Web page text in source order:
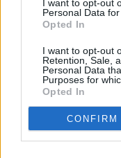
I want to opt-out
Personal Data
Opted In
I want to opt-out
Retention, Sale,
Personal Data
Purposes for
Opted In
CONFIRM